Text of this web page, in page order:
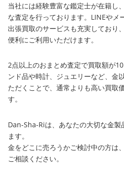
当社には経験豊富な鑑定士が在籍し
な査定を行っております。LINEやメ
出張買取のサービスも充実しており
便利にご利用いただけます。
2点以上のおまとめ査定で買取額が
ンド品や時計、ジュエリーなど、金
ただくことで、通常よりも高い買取
す。
Dan-Sha-Riは、あなたの大切な金製
ます。
金をどこに売ろうかご検討中の方は
ご相談ください。